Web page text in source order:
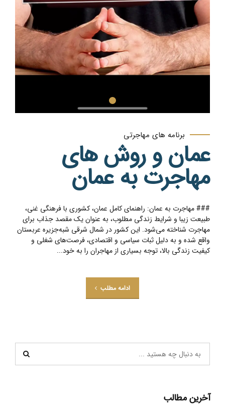
برنامه های مهاجرتی
عمان و روش های
مهاجرت به عمان
### مهاجرت به عمان: راهنمای کامل عمان، کشوری با فرهنگی غنی،
طبیعت زیبا و شرایط زندگی مطلوب، به عنوان یک مقصد جذاب برای
مهاجرت شناخته می‌شود. این کشور در شمال شرقی شبه‌جزیره عربستان
واقع شده و به دلیل ثبات سیاسی و اقتصادی، فرصت‌های شغلی و
کیفیت زندگی بالا، توجه بسیاری از مهاجران را به خود...
ادامه مطلب
آخرین مطالب